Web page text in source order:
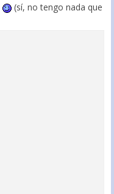
(sí, no tengo nada que